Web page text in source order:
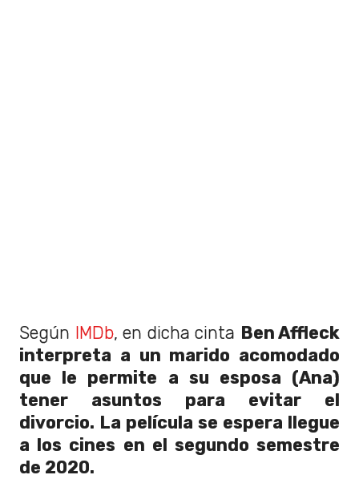
Según IMDb, en dicha cinta Ben Affleck
interpreta a un marido acomodado
que le permite a su esposa (Ana)
tener asuntos para evitar el
divorcio. La película se espera llegue
a los cines en el segundo semestre
de 2020.